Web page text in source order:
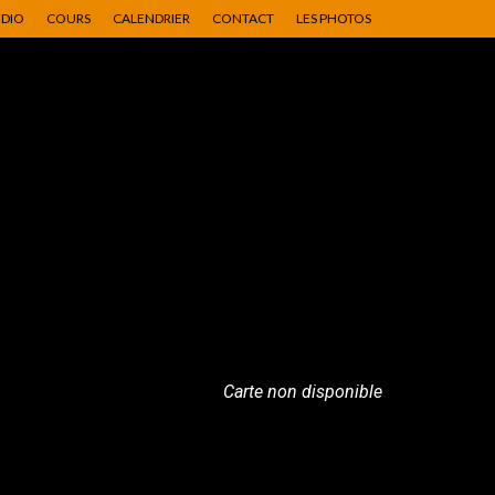
COURS CALENDRIER CONTACT LES PHOTOS
Carte non disponible